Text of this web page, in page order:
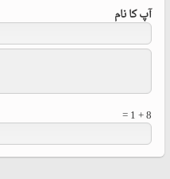
آپ کا نام
8 + 1 =